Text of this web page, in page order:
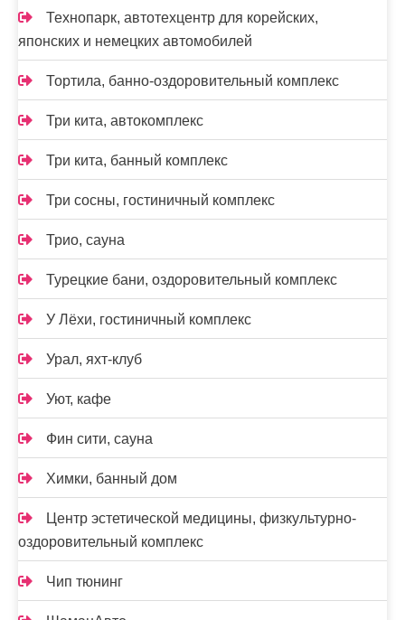
Технопарк, автотехцентр для корейских,
японских и немецких автомобилей
Тортила, банно-оздоровительный комплекс
Три кита, автокомплекс
Три кита, банный комплекс
Три сосны, гостиничный комплекс
Трио, сауна
Турецкие бани, оздоровительный комплекс
У Лёхи, гостиничный комплекс
Урал, яхт-клуб
Уют, кафе
Фин сити, сауна
Химки, банный дом
Центр эстетической медицины, физкультурно-
оздоровительный комплекс
Чип тюнинг